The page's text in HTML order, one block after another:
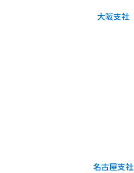
大阪支社
名古屋支社